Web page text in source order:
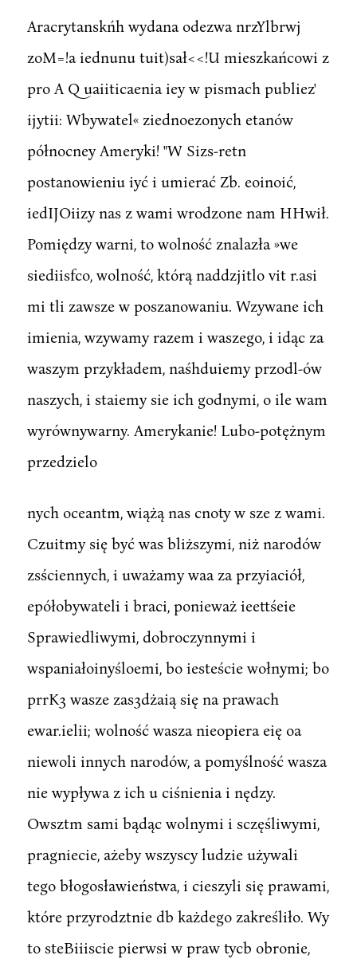
Aracrytanskńh wydana odezwa nrzYlbrwj
zoM=!a iednunu tuit)sał<<!U mieszkańcowi z
pro A Q uaiiticaenia iey w pismach publiez'
ijytii: Wbywatel« ziednoezonych etanów
północney Ameryki! "W Sizs-retn
postanowieniu iyć i umierać Zb. eoinoić,
iedIJOiizy nas z wami wrodzone nam HHwił.
Pomiędzy warni, to wolność znalazła »we
siediisfco, wolność, którą naddzjitlo vit r.asi
mi tli zawsze w poszanowaniu. Wzywane ich
imienia, wzywamy razem i waszego, i idąc za
waszym przykładem, naśhduiemy przodl-ów
naszych, i staiemy sie ich godnymi, o ile wam
wyrównywarny. Amerykanie! Lubo-potężnym
przedzielo
nych oceantm, wiążą nas cnoty w sze z wami.
Czuitmy się być was bliższymi, niż narodów
zsściennych, i uważamy waa za przyiaciół,
epółobywateli i braci, ponieważ ieettśeie
Sprawiedliwymi, dobroczynnymi i
wspaniałoinyśloemi, bo iesteście wołnymi; bo
prrK3 wasze zas3dżaią się na prawach
ewar.ielii; wolność wasza nieopiera eię oa
niewoli innych narodów, a pomyślność wasza
nie wypływa z ich u ciśnienia i nędzy.
Owsztm sami bądąc wolnymi i sczęśliwymi,
pragniecie, ażeby wszyscy ludzie używali
tego błogosławieństwa, i cieszyli się prawami,
które przyrodztnie db każdego zakreśliło. Wy
to steBiiiscie pierwsi w praw tycb obronie,